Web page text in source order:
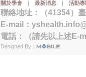
關於學會 | 最新消息 | 活動專
聯絡地址：（41354）
E-mail：
電話：（請先以上述E-
Designed By：